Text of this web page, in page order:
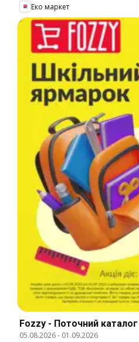
Еко маркет
Fozzy - Поточний каталог
05.08.2026- 01.09.2026